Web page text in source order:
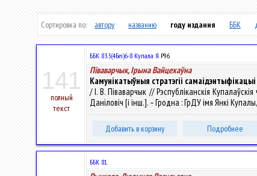
Сортировка по: автору названию году издания ББК
141
полный
текст
ББК 83.3(4Беі)6-8 Купала Я.Р96
Піваварчык, Ірына Вайцехаўна
Камунікатыўныя стратэгіі
/ І. В. Піваварчык // Рэспубліканскія
Даніловіч [і інш.]. – Гродна : ГрДУ імя Янкі
Добавить в корзину Подробнее
ББК 81.